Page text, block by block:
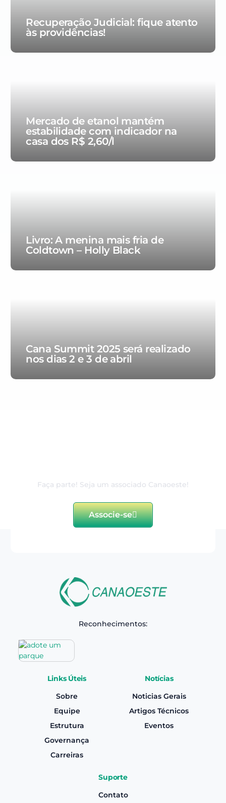
Recuperação Judicial: fique atento
às providências!
Mercado de etanol mantém
estabilidade com indicador na
casa dos R$ 2,60/l
Livro: A menina mais fria de
Coldtown – Holly Black
Cana Summit 2025 será realizado
nos dias 2 e 3 de abril
Faça parte! Seja um associado Canaoeste!
Associe-se
Reconhecimentos:
Links Úteis
Sobre
Equipe
Estrutura
Governança
Carreiras
Notícias
Noticias Gerais
Artigos Técnicos
Eventos
Suporte
Contato